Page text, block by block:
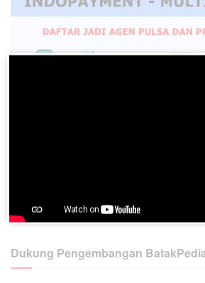
Dukung Pengembangan